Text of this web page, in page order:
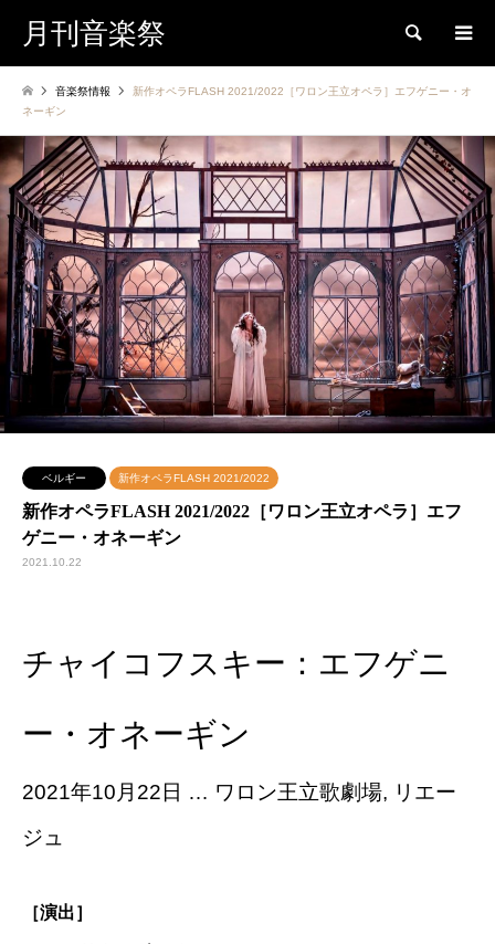
月刊音楽祭 検索
音楽祭情報
新作オペラFLASH 2021/2022［ワロン王立オペラ］エフゲニー・オ
ネーギン
ベルギー 新作オペラFLASH 2021/2022
新作オペラFLASH 2021/2022［ワロン王立オペラ］エフ
ゲニー・オネーギン
2021.10.22
チャイコフスキー：エフゲニ
ー・オネーギン
2021年10月22日 … ワロン王立歌劇場, リエー
ジュ
［演出］